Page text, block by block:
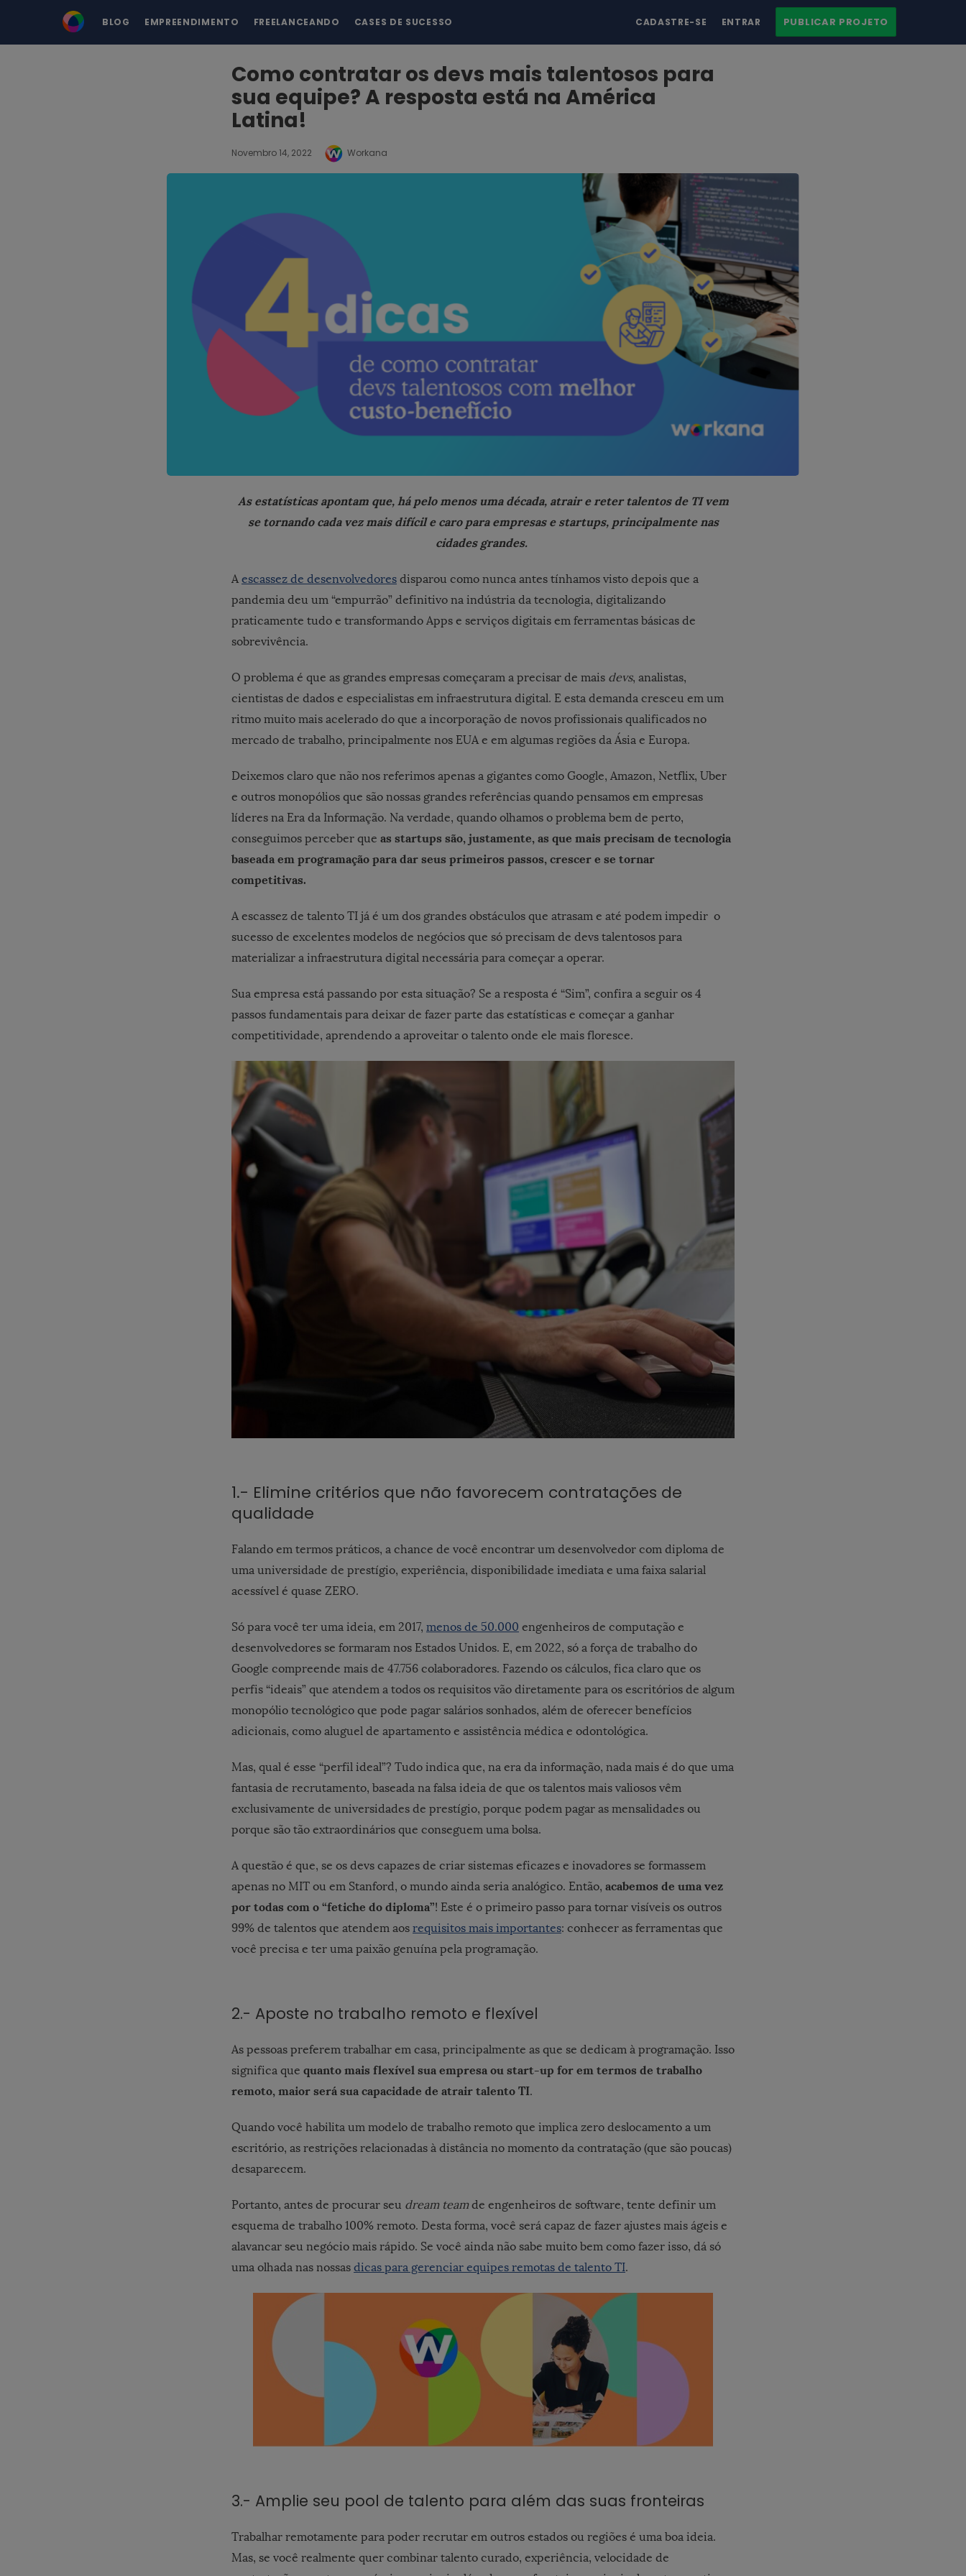
BLOG EMPREENDIMENTO FREELANCEANDO CASES DE SUCESSO CADASTRE-SE ENTRAR PUBLICAR PROJETO
Como contratar os devs mais talentosos para
sua equipe? A resposta está na América
Latina!
Novembro 14, 2022 Workana
As estatísticas apontam que, há pelo menos uma década, atrair e reter talentos de TI vem
se tornando cada vez mais difícil e caro para empresas e startups, principalmente nas
cidades grandes.
A escassez de desenvolvedores disparou como nunca antes tínhamos visto depois que a
pandemia deu um “empurrão” definitivo na indústria da tecnologia, digitalizando
praticamente tudo e transformando Apps e serviços digitais em ferramentas básicas de
sobrevivência.
O problema é que as grandes empresas começaram a precisar de mais devs, analistas,
cientistas de dados e especialistas em infraestrutura digital. E esta demanda cresceu em um
ritmo muito mais acelerado do que a incorporação de novos profissionais qualificados no
mercado de trabalho, principalmente nos EUA e em algumas regiões da Ásia e Europa.
Deixemos claro que não nos referimos apenas a gigantes como Google, Amazon, Netflix, Uber
e outros monopólios que são nossas grandes referências quando pensamos em empresas
líderes na Era da Informação. Na verdade, quando olhamos o problema bem de perto,
conseguimos perceber que as startups são, justamente, as que mais precisam de tecnologia
baseada em programação para dar seus primeiros passos, crescer e se tornar
competitivas.
A escassez de talento TI já é um dos grandes obstáculos que atrasam e até podem impedir o
sucesso de excelentes modelos de negócios que só precisam de devs talentosos para
materializar a infraestrutura digital necessária para começar a operar.
Sua empresa está passando por esta situação? Se a resposta é “Sim”, confira a seguir os 4
passos fundamentais para deixar de fazer parte das estatísticas e começar a ganhar
competitividade, aprendendo a aproveitar o talento onde ele mais floresce.
1.- Elimine critérios que não favorecem contratações de
qualidade
Falando em termos práticos, a chance de você encontrar um desenvolvedor com diploma de
uma universidade de prestígio, experiência, disponibilidade imediata e uma faixa salarial
acessível é quase ZERO.
Só para você ter uma ideia, em 2017, menos de 50.000 engenheiros de computação e
desenvolvedores se formaram nos Estados Unidos. E, em 2022, só a força de trabalho do
Google compreende mais de 47.756 colaboradores. Fazendo os cálculos, fica claro que os
perfis “ideais” que atendem a todos os requisitos vão diretamente para os escritórios de algum
monopólio tecnológico que pode pagar salários sonhados, além de oferecer benefícios
adicionais, como aluguel de apartamento e assistência médica e odontológica.
Mas, qual é esse “perfil ideal”? Tudo indica que, na era da informação, nada mais é do que uma
fantasia de recrutamento, baseada na falsa ideia de que os talentos mais valiosos vêm
exclusivamente de universidades de prestígio, porque podem pagar as mensalidades ou
porque são tão extraordinários que conseguem uma bolsa.
A questão é que, se os devs capazes de criar sistemas eficazes e inovadores se formassem
apenas no MIT ou em Stanford, o mundo ainda seria analógico. Então, acabemos de uma vez
por todas com o “fetiche do diploma”! Este é o primeiro passo para tornar visíveis os outros
99% de talentos que atendem aos requisitos mais importantes: conhecer as ferramentas que
você precisa e ter uma paixão genuína pela programação.
2.- Aposte no trabalho remoto e flexível
As pessoas preferem trabalhar em casa, principalmente as que se dedicam à programação. Isso
significa que quanto mais flexível sua empresa ou start-up for em termos de trabalho
remoto, maior será sua capacidade de atrair talento TI.
Quando você habilita um modelo de trabalho remoto que implica zero deslocamento a um
escritório, as restrições relacionadas à distância no momento da contratação (que são poucas)
desaparecem.
Portanto, antes de procurar seu dream teamde engenheiros de software, tente definir um
esquema de trabalho 100% remoto. Desta forma, você será capaz de fazer ajustes mais ágeis e
alavancar seu negócio mais rápido. Se você ainda não sabe muito bem como fazer isso, dá só
uma olhada nas nossas dicas para gerenciar equipes remotas de talento TI.
3.- Amplie seu pool de talento para além das suas fronteiras
Trabalhar remotamente para poder recrutar em outros estados ou regiões é uma boa ideia.
Mas, se você realmente quer combinar talento curado, experiência, velocidade de